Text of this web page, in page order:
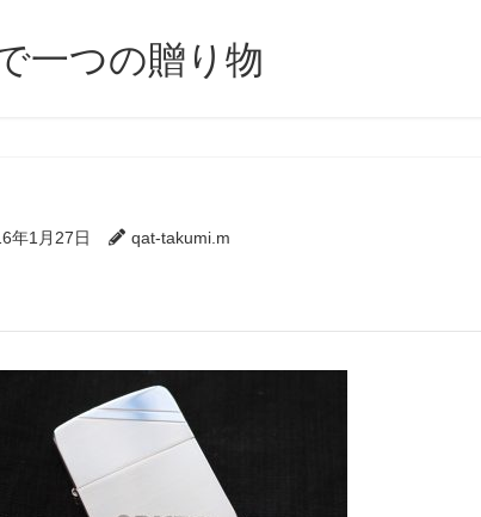
一つの贈り物
年1月27日 qat-takumi.m